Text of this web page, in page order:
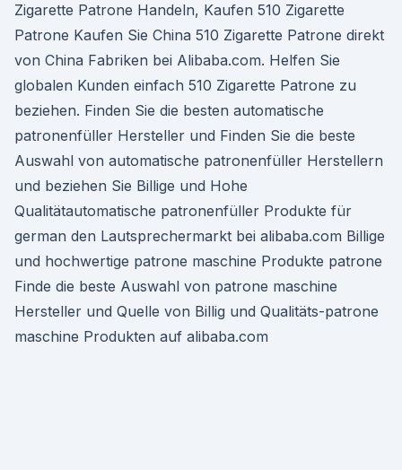
Zigarette Patrone Handeln, Kaufen 510 Zigarette
Patrone Kaufen Sie China 510 Zigarette Patrone direkt
von China Fabriken bei Alibaba.com. Helfen Sie
globalen Kunden einfach 510 Zigarette Patrone zu
beziehen. Finden Sie die besten automatische
patronenfüller Hersteller und Finden Sie die beste
Auswahl von automatische patronenfüller Herstellern
und beziehen Sie Billige und Hohe
Qualitätautomatische patronenfüller Produkte für
german den Lautsprechermarkt bei alibaba.com Billige
und hochwertige patrone maschine Produkte patrone
Finde die beste Auswahl von patrone maschine
Hersteller und Quelle von Billig und Qualitäts-patrone
maschine Produkten auf alibaba.com